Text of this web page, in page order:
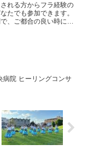
れる方からフラ経験の
たでも参加できます。
、ご都合の良い時に参
病院 ヒーリングコンサ